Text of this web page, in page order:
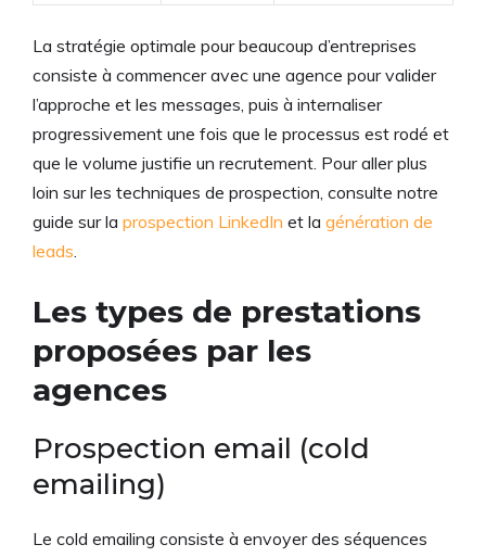
La stratégie optimale pour beaucoup d’entreprises
consiste à commencer avec une agence pour valider
l’approche et les messages, puis à internaliser
progressivement une fois que le processus est rodé et
que le volume justifie un recrutement. Pour aller plus
loin sur les techniques de prospection, consulte notre
guide sur la prospection LinkedIn et la génération de
leads
Les types de prestations
proposées par les
agences
Prospection email (cold
emailing)
Le cold emailing consiste à envoyer des séquences